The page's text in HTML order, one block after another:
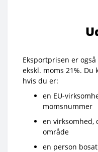
Eksportprisen er
ekskl. moms 21%.
hvis du er:
en EU-
momsnummer
en virksomhed,
område
en person